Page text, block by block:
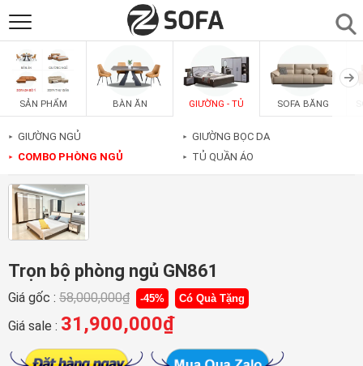
SẢN PHẨM
SOFAS
PHÒNG ĂN
PHÒNG NGỦ
PHÒNG KHÁCH
SẢN PHẨM BÀN ĂN GIƯỜNG - TỦ SOFA BĂNG
► GIƯỜNG NGỦ
► COMBO PHÒNG NGỦ
► GIƯỜNG BỌC DA
► TỦ QUẦN ÁO
Trọn bộ phòng ngủ GN861
Giá gốc : 58,000,000₫ -45% Có Quà Tặng
Giá sale : 31,900,000₫